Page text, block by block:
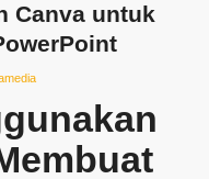
Canva untuk